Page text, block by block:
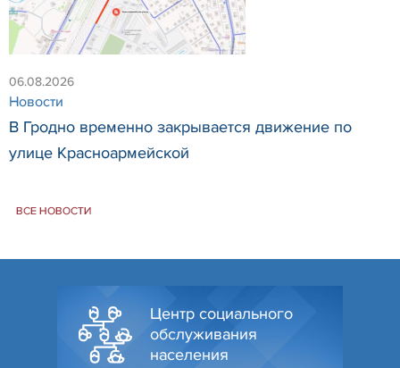
06.08.2026
Новости
В Гродно временно закрывается движение по
улице Красноармейской
ВСЕ НОВОСТИ
Центр социального
обслуживания
населения